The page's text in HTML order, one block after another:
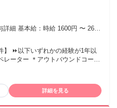
婦さんが多数活躍中です◎ 「ま
詳細 基本給：時給 1600円 〜 2620
面談を
とに、スキルや 日々の取り組み
で早めの昇給も目指せる！
】 ⏩以下いずれかの経験が1年以
レーター ＊アウトバウンドコール
マートフォン不可） ⏩在宅勤務に
詳細を見る